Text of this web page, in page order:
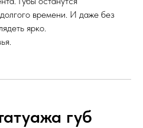
времени. И даже без
ярко.
губ